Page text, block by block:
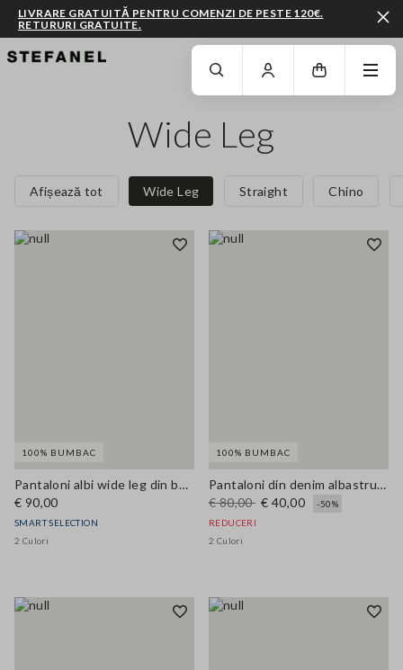
MERGI LA CONȚINUTUL PRINCIPALDERULEAZĂ ÎN JOS
LIVRARE GRATUITĂ PENTRU COMENZI DE PESTE 120€.
RETURURI GRATUITE.
Wide Leg
Afișează tot Wide Leg Straight Chino
100% BUMBAC
Pantaloni albi wide leg din bumbac pur
€ 90,00
SMART SELECTION
2 Culori
100% BUMBAC
Pantaloni din denim albastru din bumbac 100%, croi relaxed
€ 80,00 € 40,00
-50%
REDUCERI
2 Culori